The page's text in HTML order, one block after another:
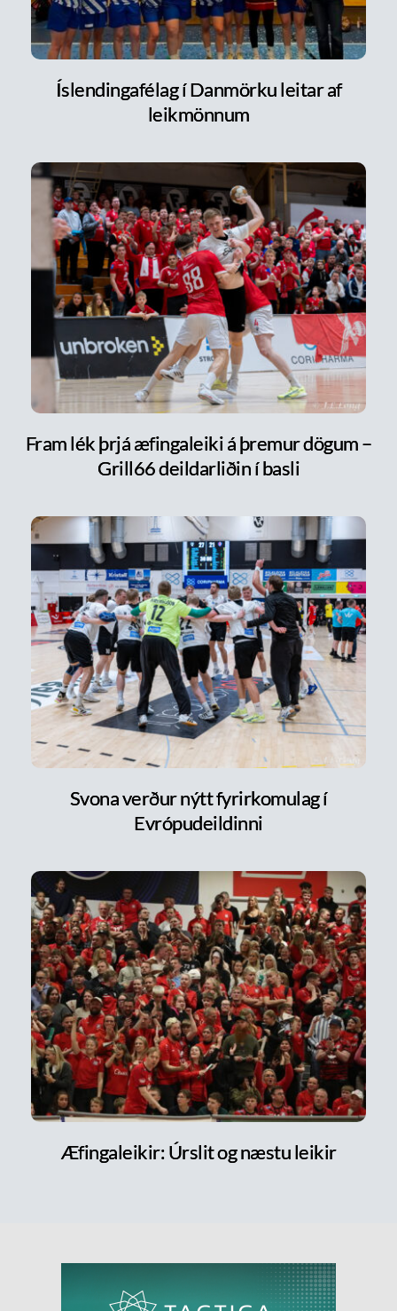
Íslendingafélag í Danmörku leitar af
leikmönnum
Fram lék þrjá æfingaleiki á þremur dögum –
Grill66 deildarliðin í basli
Svona verður nýtt fyrirkomulag í
Evrópudeildinni
Æfingaleikir: Úrslit og næstu leikir